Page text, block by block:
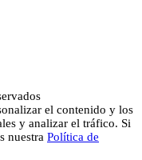
el contenido y los
y analizar el tráfico. Si
nuestra Política de